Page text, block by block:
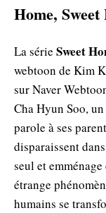
Home,
La série Sweet
webtoon de Kim
sur Naver
Cha Hyun Soo,
parole à ses
disparaissent
seul et
étrange
humains se